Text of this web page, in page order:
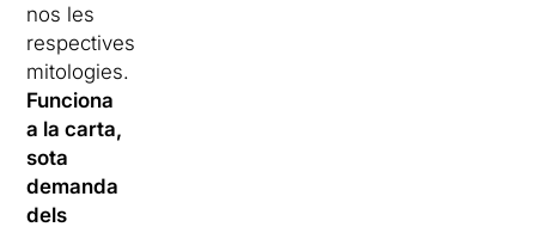
nos les
respectives
mitologies.
Funciona
a la carta,
sota
demanda
dels